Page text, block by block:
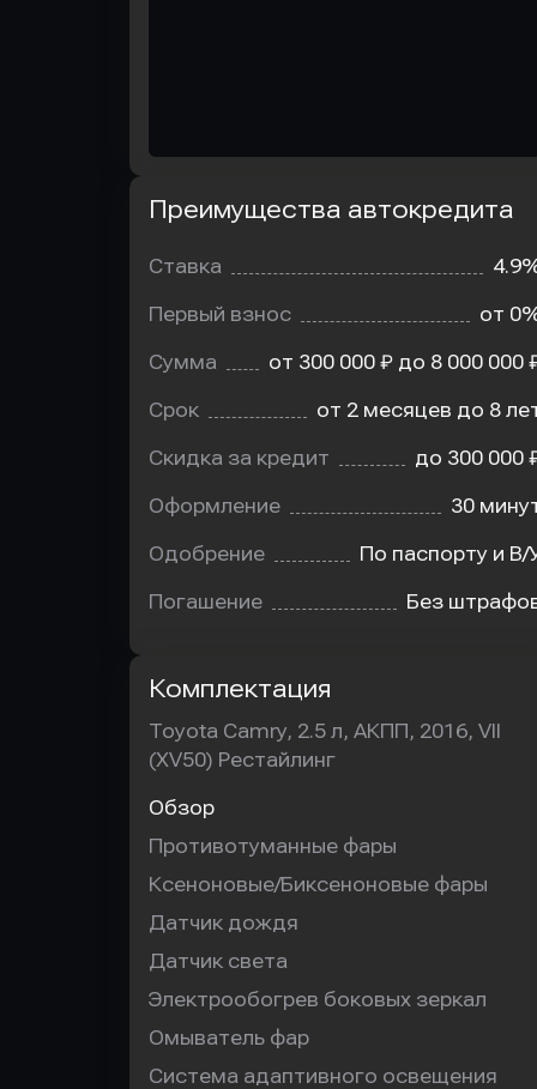
Преимущества автокредита
Ставка
Первый взнос от
Сумма от 300 000 ₽ до 8 000 000
Срок от 2 месяцев до 8
Скидка за кредит до 300 000
Оформление 30
Одобрение По паспорту и В/
Погашение Без
Комплектация
Toyota Camry, 2.5 л, АКПП, 2016, VII
(XV50) Рестайлинг
Обзор
Противотуманные фары
Ксеноновые/Биксеноновые фары
Датчик дождя
Датчик света
Электрообогрев боковых зеркал
Омыватель фар
Система адаптивного освещения